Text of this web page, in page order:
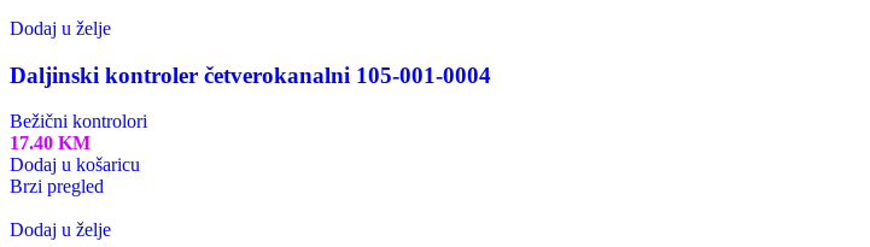
Dodaj u želje
Daljinski kontroler četverokanalni 105-001-0004
Bežični kontrolori
17.40 KM
Dodaj u košaricu
Brzi pregled
Dodaj u želje